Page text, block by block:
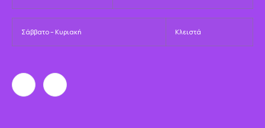
Σάββατο – Κυριακή Κλειστά